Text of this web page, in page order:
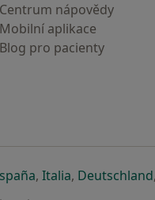
Centrum nápovědy
Mobilní aplikace
Blog pro pacienty
záložce
v nové záložce
se otevře v nové
, Italiase otevře v
, Deutschland,